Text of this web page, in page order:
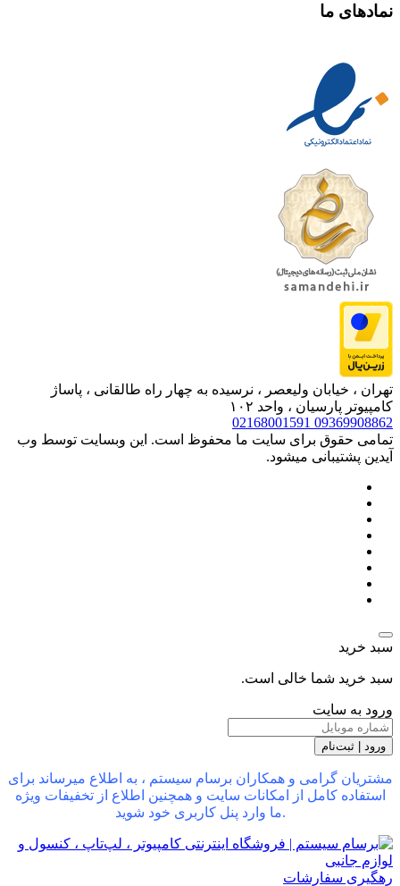
نمادهای ما
تهران ، خیابان ولیعصر ، نرسیده به چهار راه طالقانی ، پاساژ
کامپیوتر پارسیان ، واحد ۱۰۲
09369908862
02168001591
تمامی حقوق برای سایت ما محفوظ است. این وبسایت توسط وب
آیدین پشتیبانی میشود.
سبد خرید
سبد خرید شما خالی است.
ورود به سایت
ورود | ثبت‌نام
مشتریان گرامی و همکاران برسام سیستم ، به اطلاع میرساند برای
استفاده کامل از امکانات سایت و همچنین اطلاع از تخفیفات ویژه
ما وارد پنل کاربری خود شوید.
رهگیری سفارشات